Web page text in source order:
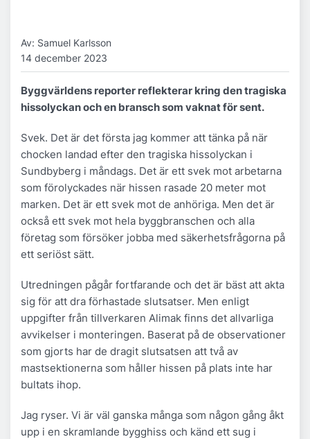
Av: Samuel Karlsson
14 december 2023
Byggvärldens reporter reflekterar kring den tragiska
hissolyckan och en bransch som vaknat för sent.
Svek. Det är det första jag kommer att tänka på när
chocken landad efter den tragiska hissolyckan i
Sundbyberg i måndags. Det är ett svek mot arbetarna
som förolyckades när hissen rasade 20 meter mot
marken. Det är ett svek mot de anhöriga. Men det är
också ett svek mot hela byggbranschen och alla
företag som försöker jobba med säkerhetsfrågorna på
ett seriöst sätt.
Utredningen pågår fortfarande och det är bäst att akta
sig för att dra förhastade slutsatser. Men enligt
uppgifter från tillverkaren Alimak finns det allvarliga
avvikelser i monteringen. Baserat på de observationer
som gjorts har de dragit slutsatsen att två av
mastsektionerna som håller hissen på plats inte har
bultats ihop.
Jag ryser. Vi är väl ganska många som någon gång åkt
upp i en skramlande bygghiss och känd ett sug i